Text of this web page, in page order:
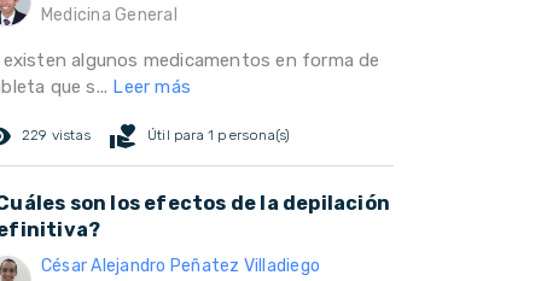
Medicina General
existen algunos medicamentos en forma de
que s... Leer más
229 vistas volunteer_activism Útil para 1 persona(s)
son los efectos de la depilación
César Alejandro Peñatez Villadiego